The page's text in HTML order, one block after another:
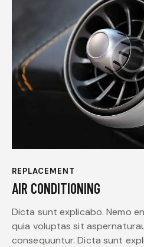
REPLACEMENT
AIR CONDITIONING
Dicta sunt explicabo. Nemo
quia voluptas sit
consequuntur. Dicta sunt